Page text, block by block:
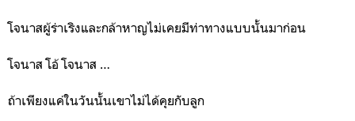
โจนาสผู้ร่าเริงและกล้าหาญไม่เคยมีท่าทางแบบนั้นมาก่อน
โจนาส โอ้ โจนาส …
ถ้าเพียงแค่ในวันนั้นเขาไม่ได้คุยกับลูก